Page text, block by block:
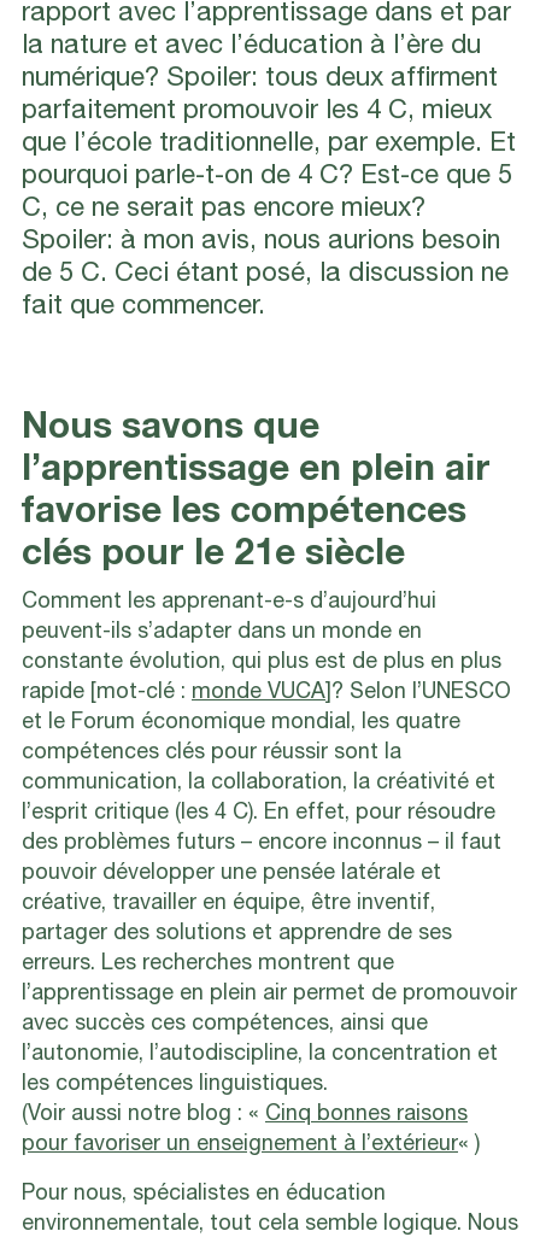
rapport avec l’apprentissage dans et par
la nature et avec l’éducation à l’ère du
numérique? Spoiler: tous deux affirment
parfaitement promouvoir les 4 C, mieux
que l’école traditionnelle, par exemple. Et
pourquoi parle-t-on de 4 C? Est-ce que 5
C, ce ne serait pas encore mieux?
Spoiler: à mon avis, nous aurions besoin
de 5 C. Ceci étant posé, la discussion ne
fait que commencer.
Nous savons que
l’apprentissage en plein air
favorise les compétences
clés pour le 21e siècle
Comment les apprenant-e-s d’aujourd’hui
peuvent-ils s’adapter dans un monde en
constante évolution, qui plus est de plus en plus
rapide [mot-clé : monde VUCA ]? Selon l’UNESCO
et le Forum économique mondial, les quatre
compétences clés pour réussir sont la
communication, la collaboration, la créativité et
l’esprit critique (les 4 C). En effet, pour résoudre
des problèmes futurs – encore inconnus – il faut
pouvoir développer une pensée latérale et
créative, travailler en équipe, être inventif,
partager des solutions et apprendre de ses
erreurs. Les recherches montrent que
l’apprentissage en plein air permet de promouvoir
avec succès ces compétences, ainsi que
l’autonomie, l’autodiscipline, la concentration et
les compétences linguistiques.
(Voir aussi notre blog : « Cinq bonnes raisons
pour favoriser un enseignement à l’extérieur« )
Pour nous, spécialistes en éducation
environnementale, tout cela semble logique. Nous